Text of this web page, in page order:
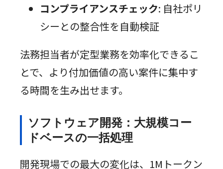
コンプライアンスチェック: 自社ポリ
シーとの整合性を自動検証
法務担当者が定型業務を効率化できるこ
とで、より付加価値の高い案件に集中す
る時間を生み出せます。
ソフトウェア開発：大規模コー
ドベースの一括処理
開発現場での最大の変化は、1Mトークン